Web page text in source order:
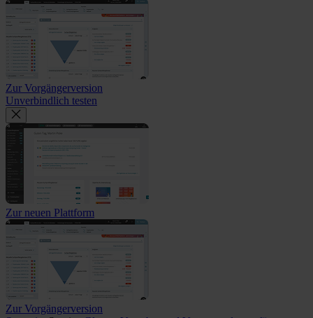
Zur Vorgängerversion
Unverbindlich testen
Zur neuen Plattform
Zur Vorgängerversion